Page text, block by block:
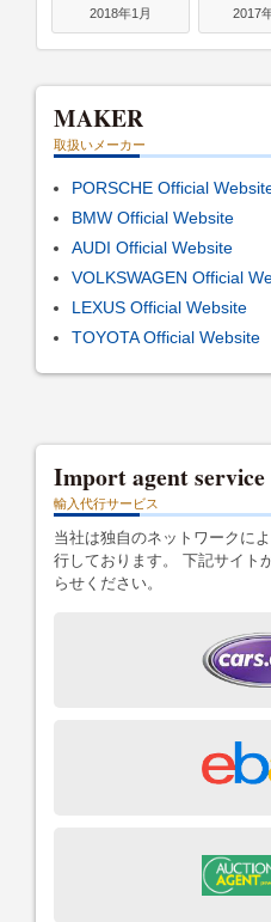
2018年1月 2017
MAKER
取扱いメーカー
PORSCHE Official
BMW Official Website
AUDI Official Website
VOLKSWAGEN Official
LEXUS Official Website
TOYOTA Official Website
Import agent service
輸入代行サービス
当社は独自のネットワークに
行しております。 下記サイト
らせください。